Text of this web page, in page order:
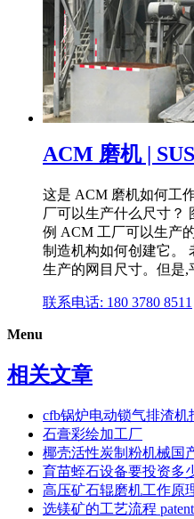
ACM 磨机 |
这是 ACM 磨机如何工
厂可以生产什么尺寸？
例 ACM 工厂可以生产
制造机构如何创建它。
生产的网目尺寸。但是,
联系电话: 180 3780 8511
Menu
相关文章
cfb锅炉电动锁气排渣机
石膏彩绘加工厂
椰壳活性炭制粉机械国
育苗蛭石设备要投资多
高压矿石辊磨机工作原
选镁矿的工艺流程 patent